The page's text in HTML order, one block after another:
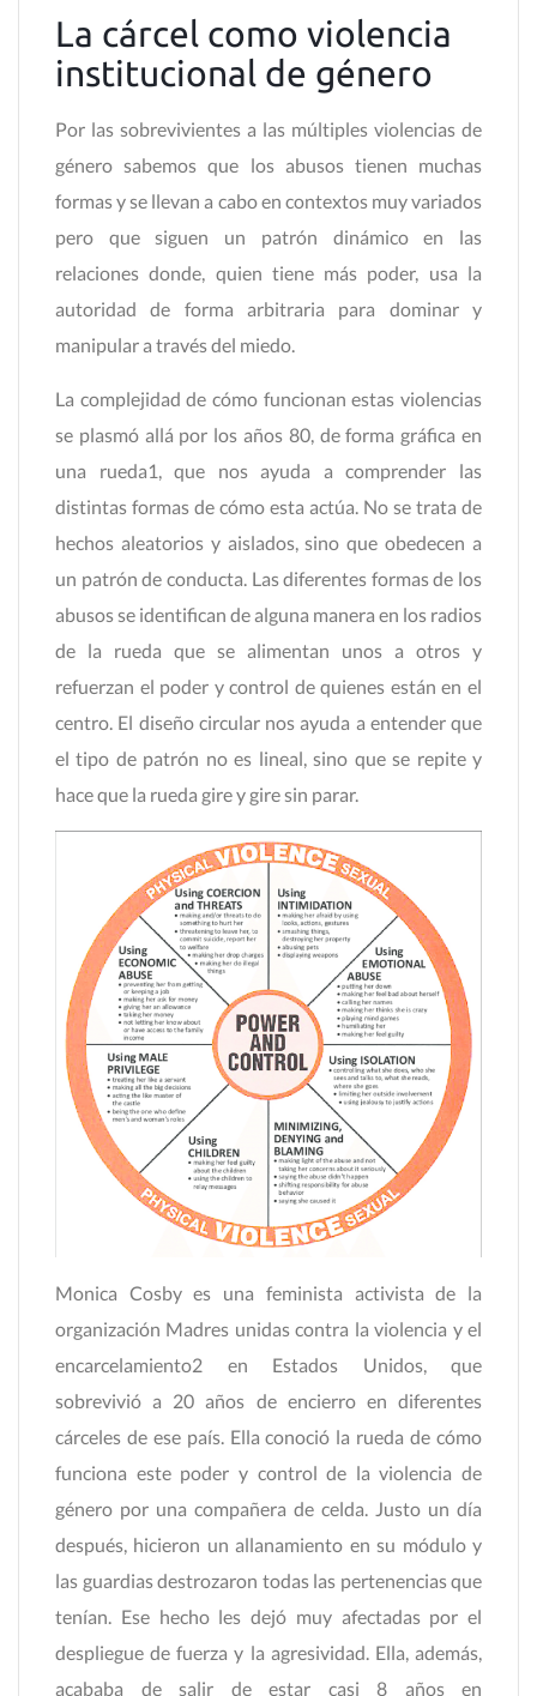
La cárcel como violencia
institucional de género
Por las sobrevivientes a las múltiples violencias de
género sabemos que los abusos tienen muchas
formas y se llevan a cabo en contextos muy variados
pero que siguen un patrón dinámico en las
relaciones donde, quien tiene más poder, usa la
autoridad de forma arbitraria para dominar y
manipular a través del miedo.
La complejidad de cómo funcionan estas violencias
se plasmó allá por los años 80, de forma gráfica en
una rueda1, que nos ayuda a comprender las
distintas formas de cómo esta actúa. No se trata de
hechos aleatorios y aislados, sino que obedecen a
un patrón de conducta. Las diferentes formas de los
abusos se identifican de alguna manera en los radios
de la rueda que se alimentan unos a otros y
refuerzan el poder y control de quienes están en el
centro. El diseño circular nos ayuda a entender que
el tipo de patrón no es lineal, sino que se repite y
hace que la rueda gire y gire sin parar.
Monica Cosby es una feminista activista de la
organización Madres unidas contra la violencia y el
encarcelamiento2 en Estados Unidos, que
sobrevivió a 20 años de encierro en diferentes
cárceles de ese país. Ella conoció la rueda de cómo
funciona este poder y control de la violencia de
género por una compañera de celda. Justo un día
después, hicieron un allanamiento en su módulo y
las guardias destrozaron todas las pertenencias que
tenían. Ese hecho les dejó muy afectadas por el
despliegue de fuerza y la agresividad. Ella, además,
acababa de salir de estar casi 8 años en